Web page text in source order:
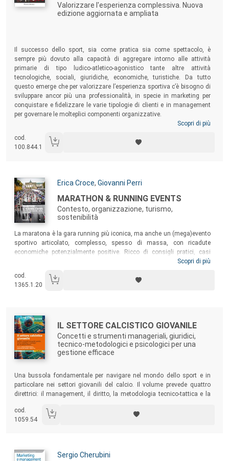
Valorizzare l'esperienza complessiva. Nuova
edizione aggiornata e ampliata
Il successo dello sport, sia come pratica sia come spettacolo, è
sempre più dovuto alla capacità di aggregare intorno alle attività
primarie di tipo ludico-atletico-agonistico tante altre attività
tecnologiche, sociali, giuridiche, economiche, turistiche. Da tutto
questo emerge che per valorizzare l’esperienza sportiva c’è bisogno di
sviluppare ancor più una professionalità, in specie in marketing per
conquistare e fidelizzare le varie tipologie di clienti e in management
per governare le molteplici componenti organizzative.
Scopri di più
cod.
100.844.1
Autori:
Erica Croce, Giovanni Perri
Titolo:
MARATHON & RUNNING EVENTS
Contesto, organizzazione, turismo,
sostenibilità
Sommario:
La maratona è la gara running più iconica, ma anche un (mega)evento
sportivo articolato, complesso, spesso di massa, con ricadute
economiche potenzialmente positive. Ricco di consigli pratici, casi
studio reali e interviste a personaggi e professionisti di successo,
amministratori, ristoratori, albergatori e operatori turistici, potenziali
sponsor, comunicatori, studiosi, runner, turisti appassionati, curiosi.
Scopri di più
cod.
1365.1.20
Autori:
Titolo:
IL SETTORE CALCISTICO GIOVANILE
Concetti e strumenti manageriali, giuridici,
tecnico-metodologici e psicologici per una
gestione efficace
Una bussola fondamentale per navigare nel mondo dello sport e in
particolare nei settori giovanili del calcio. Il volume prevede quattro
direttrici: il management, il diritto, la metodologia tecnico-tattica e la
a orientarsi nella gestione dei settori giovanili in un ambito sportivo in
continua evoluzione.
cod.
1059.54
Autori:
Sergio Cherubini